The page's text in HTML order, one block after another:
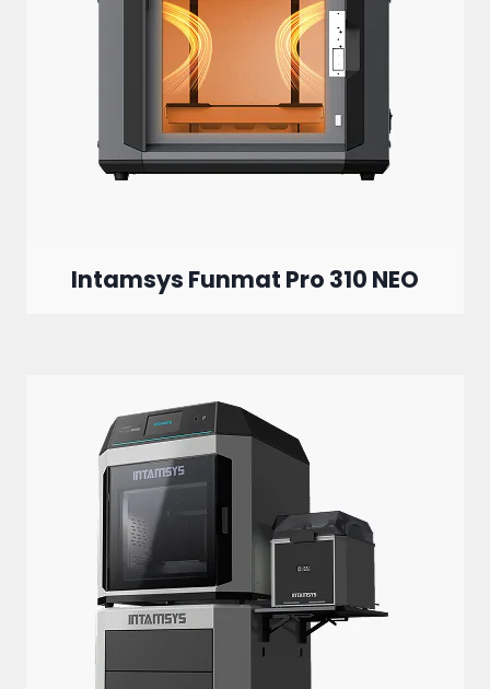
Intamsys Funmat Pro 310 NEO